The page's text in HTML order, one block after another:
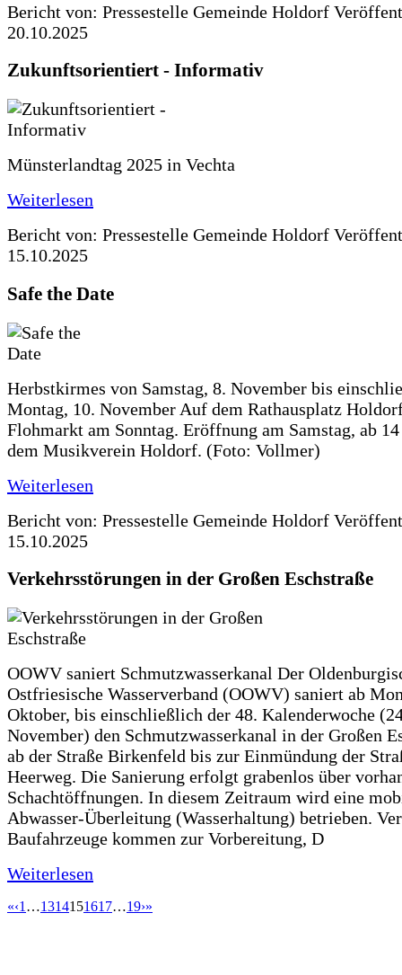
Bericht von: Pressestelle Gemeinde Holdorf
20.10.2025
Zukunftsorientiert - Informativ
Münsterlandtag 2025 in Vechta
Weiterlesen
Bericht von: Pressestelle Gemeinde Holdorf
15.10.2025
Safe the Date
Herbstkirmes von Samstag, 8. November bis
Montag, 10. November Auf dem Rathausplatz
Flohmarkt am Sonntag. Eröffnung am Samstag, ab
dem Musikverein Holdorf. (Foto: Vollmer)
Weiterlesen
Bericht von: Pressestelle Gemeinde Holdorf
15.10.2025
Verkehrsstörungen in der Großen Eschstraße
OOWV saniert Schmutzwasserkanal Der
Ostfriesische Wasserverband (OOWV) saniert ab
Oktober, bis einschließlich der 48. Kalenderwoche
November) den Schmutzwasserkanal in der Großen
ab der Straße Birkenfeld bis zur Einmündung der
Heerweg. Die Sanierung erfolgt grabenlos über
Schachtöffnungen. In diesem Zeitraum wird eine
Abwasser-Überleitung (Wasserhaltung) betrieben.
Baufahrzeuge kommen zur Vorbereitung, D
Weiterlesen
«‹1 …1314151617…19›»